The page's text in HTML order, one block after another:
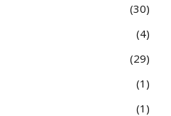
30
4
29
1
1